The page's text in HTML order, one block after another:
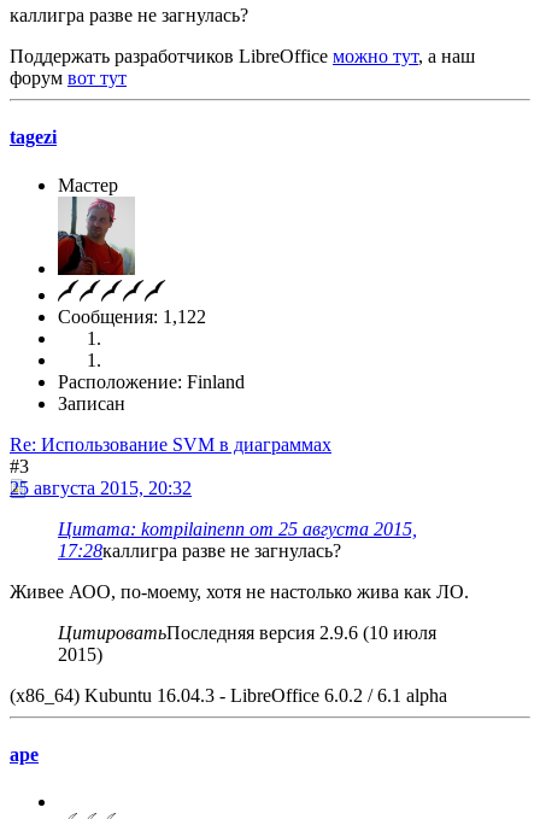
каллигра разве не загнулась?
Поддержать разработчиков LibreOffice можно тут, а наш
форум вот тут
tagezi
Мастер
Сообщения: 1,122
Расположение: Finland
Записан
Re: Использование SVM в диаграммах
#3
25 августа 2015, 20:32
Цитата: kompilainenn от 25 августа 2015,
17:28каллигра разве не загнулась?
Живее АОО, по-моему, хотя не настолько жива как ЛО.
ЦитироватьПоследняя версия 2.9.6 (10 июля
2015)
(x86_64) Kubuntu 16.04.3 - LibreOffice 6.0.2 / 6.1 alpha
ape